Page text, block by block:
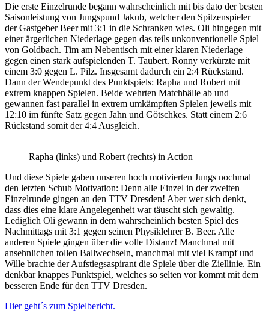
Die erste Einzelrunde begann wahrscheinlich mit bis dato der besten
Saisonleistung von Jungspund Jakub, welcher den Spitzenspieler
der Gastgeber Beer mit 3:1 in die Schranken wies. Oli hingegen mit
einer ärgerlichen Niederlage gegen das teils unkonventionelle Spiel
von Goldbach. Tim am Nebentisch mit einer klaren Niederlage
gegen einen stark aufspielenden T. Taubert. Ronny verkürzte mit
einem 3:0 gegen L. Pilz. Insgesamt dadurch ein 2:4 Rückstand.
Dann der Wendepunkt des Punktspiels: Rapha und Robert mit
extrem knappen Spielen. Beide wehrten Matchbälle ab und
gewannen fast parallel in extrem umkämpften Spielen jeweils mit
12:10 im fünfte Satz gegen Jahn und Götschkes. Statt einem 2:6
Rückstand somit der 4:4 Ausgleich.
Rapha (links) und Robert (rechts) in Action
Und diese Spiele gaben unseren hoch motivierten Jungs nochmal
den letzten Schub Motivation: Denn alle Einzel in der zweiten
Einzelrunde gingen an den TTV Dresden! Aber wer sich denkt,
dass dies eine klare Angelegenheit war täuscht sich gewaltig.
Lediglich Oli gewann in dem wahrscheinlich besten Spiel des
Nachmittags mit 3:1 gegen seinen Physiklehrer B. Beer. Alle
anderen Spiele gingen über die volle Distanz! Manchmal mit
ansehnlichen tollen Ballwechseln, manchmal mit viel Krampf und
Wille brachte der Aufstiegsaspirant die Spiele über die Ziellinie. Ein
denkbar knappes Punktspiel, welches so selten vor kommt mit dem
besseren Ende für den TTV Dresden.
Hier geht´s zum Spielbericht.